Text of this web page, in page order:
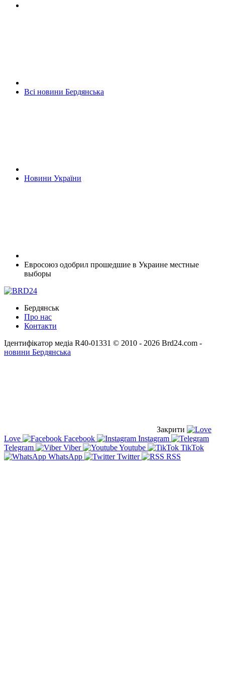
Всі новини Бердянська
Новини України
Евросоюз одобрил прошедшие в Украине местные
выборы
Бердянськ
Про нас
Контакти
Ідентифікатор медіа R40-01331 © 2010 - 2026 Brd24.com -
новини Бердянська
Закрити
Love
Facebook
Instagram
Telegram
Viber Youtube
TikTok
WhatsApp
Twitter RSS